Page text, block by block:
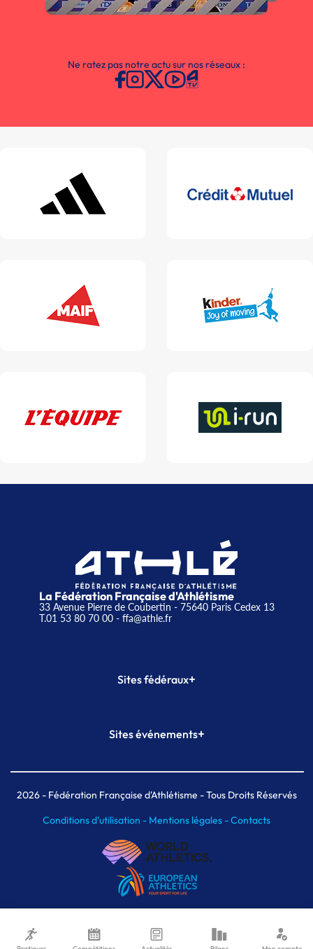
Ne ratez pas notre actu sur nos réseaux :
La Fédération Française d'Athlétisme
33 Avenue Pierre de Coubertin - 75640 Paris Cedex 13
T.01 53 80 70 00- ffa@athle.fr
Sites fédéraux+
Plateforme Formation
Sites événements+
Meeting de Paris indoor
MAIF Ekiden de Paris
2026- Fédération Française d'Athlétisme - Tous Droits Réservés
Conditions d'utilisation - Mentions légales -Contacts